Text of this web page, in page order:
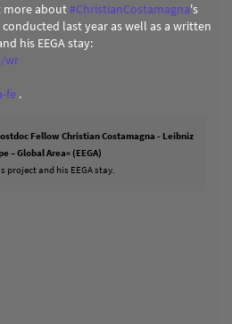
more about#ChristianCostamagna's
last year as well as a written
his EEGA stay:
wr
fe .
Fellow Christian Costamagna - Leibniz
– Global Area« (EEGA)
and his EEGA stay.